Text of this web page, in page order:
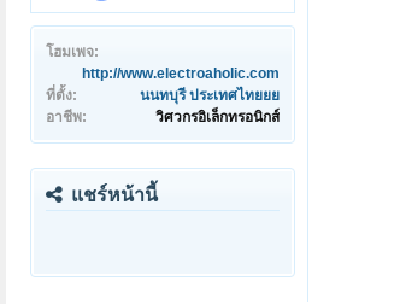
โฮมเพจ:
http://www.electroaholic.com
ที่ตั้ง:
นนทบุรี ประเทศไทยยย
อาชีพ:
วิศวกรอิเล็กทรอนิกส์
แชร์หน้านี้